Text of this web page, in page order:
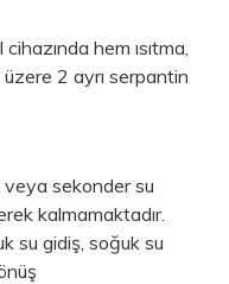
hem ısıtma,
2 ayrı serpantin
sekonder su
kalmamaktadır.
su gidiş, soğuk su